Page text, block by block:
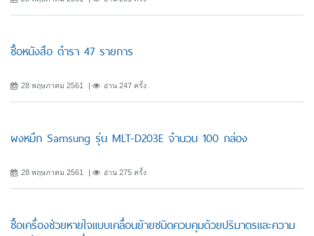
ซื้อหนังสือ ตำรา 47 รายการ
28 พฤษภาคม 2561 อ่าน 247 ครั้ง
ผงหมึก Samsung รุ่น MLT-D203E จำนวน 100 กล่อง
28 พฤษภาคม 2561 อ่าน 275 ครั้ง
ซื้อเครื่องช่วยหายใจแบบเคลื่อนย้ายชนิดควบคุมด้วยปริมาตรและความ